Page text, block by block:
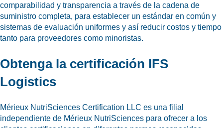
comparabilidad y transparencia a través de la cadena de
suministro completa, para establecer un estándar en común y
sistemas de evaluación uniformes y así reducir costos y tiempo
tanto para proveedores como minoristas.
Obtenga la certificación IFS
Logistics
Mérieux NutriSciences Certification LLC es una filial
independiente de Mérieux NutriSciences para ofrecer a los